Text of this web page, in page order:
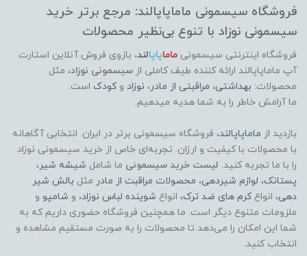
فروشگاه سیسمونی ماماپاپالند: مرجع برتر خرید
سیسمونی نوزاد با تنوع بی‌نظیر محصولات
فروشگاه اینترنتی سیسمونی ماماپاپالند، بازوی فروش آنلاین استارت
آپ ماماپاپالند ارائه کننده طیف کاملی از سیسمونی نوزاد، مثل
محصولات: بهداشتی، مراقبتی از مادر، نوزاد وکودک است.
ما آرامش خاطر را به شما هدیه میدهیم.
بازدید از ماماپاپالند، فروشگاه سیسمونی برتر در ایران. انتخابی آگاهانه
با محصولات با کیفیت و ارزان. تجربه‌ای خاص از خرید سیسمونی نوزاد
را با ما تجربه کنید. لیست خرید سیسمونی ما شامل شیشه شیر،
پستانک، لوازم شیردهی، محصولات مراقبت از مادر مثل بالش شیر
دهی، انواعکرم های ضد ترک، انواع شوینده لباس نوزاد، و شامپو و
ملزومات متنوع دیگر است. ما همچنین فروشگاه حضوری داریم که به
شما این امکان را می‌دهد تا محصولات را به صورت مستقیم مشاهده و
انتخاب کنید.